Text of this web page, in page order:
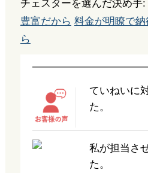
チェスターを選んだ決め手:
豊富だから 料金が明瞭で
ら
ていねいに
た。
私が担当さ
た。